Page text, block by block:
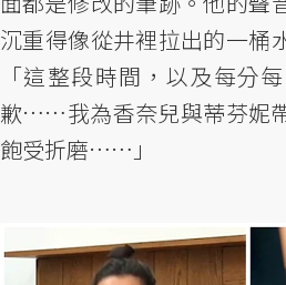
沉重得像從井裡拉出的一桶
「這整段時間，以及每分
歉……我為香奈兒與蒂芬妮
飽受折磨……」